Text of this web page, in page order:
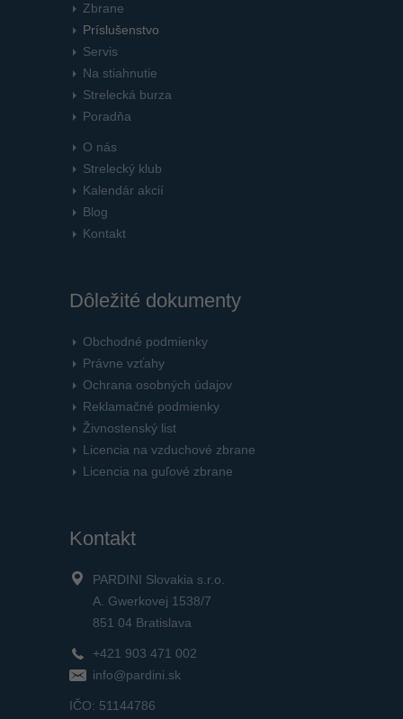
Zbrane
Príslušenstvo
Servis
Na stiahnutie
Strelecká burza
Poradňa
O nás
Strelecký klub
Kalendár akcií
Blog
Kontakt
Dôležité dokumenty
Obchodné podmienky
Právne vzťahy
Ochrana osobných údajov
Reklamačné podmienky
Živnostenský list
Licencia na vzduchové zbrane
Licencia na guľové zbrane
Kontakt
PARDINI Slovakia s.r.o.
A. Gwerkovej 1538/7
851 04 Bratislava
+421 903 471 002
info@pardini.sk
IČO: 51144786